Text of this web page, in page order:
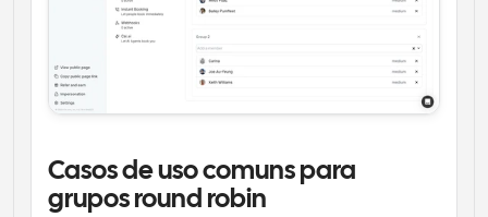
Casos de uso comuns para
grupos round robin